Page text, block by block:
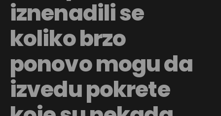
iznenadili se
koliko brzo
ponovo mogu da
izvedu pokrete